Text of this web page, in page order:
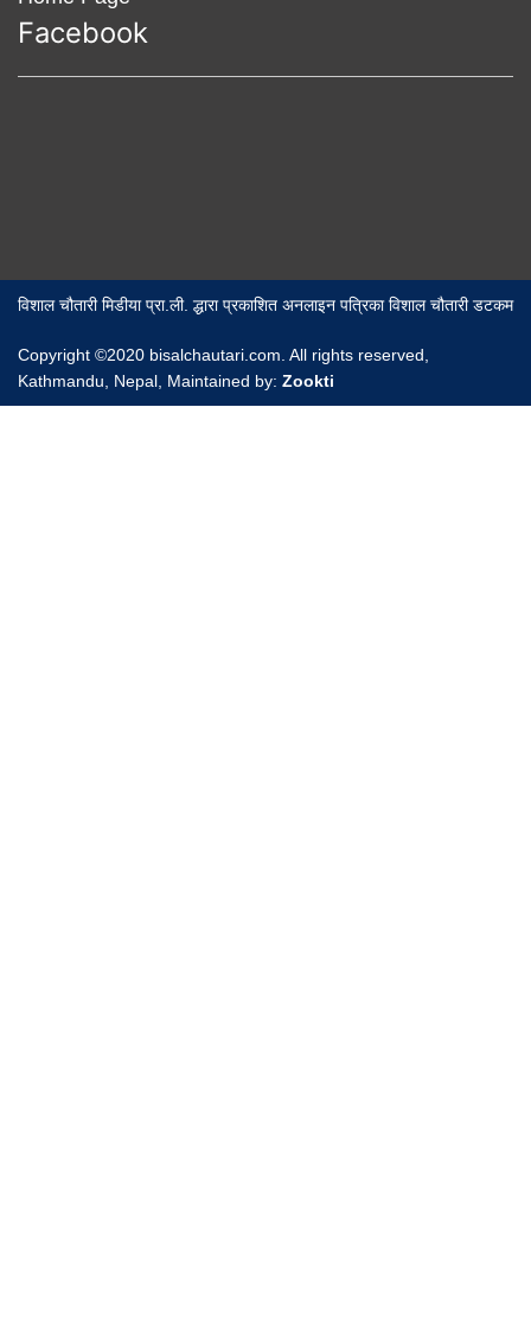
Facebook
विशाल चौतारी मिडीया प्रा.ली. द्धारा प्रकाशित अनलाइन पत्रिका विशाल चौतारी डटकम
Copyright ©2020 bisalchautari.com. All rights reserved,
Kathmandu, Nepal, Maintained by: Zookti